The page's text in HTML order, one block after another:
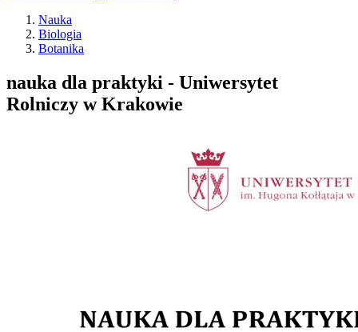
Nauka
Biologia
Botanika
nauka dla praktyki - Uniwersytet
Rolniczy w Krakowie